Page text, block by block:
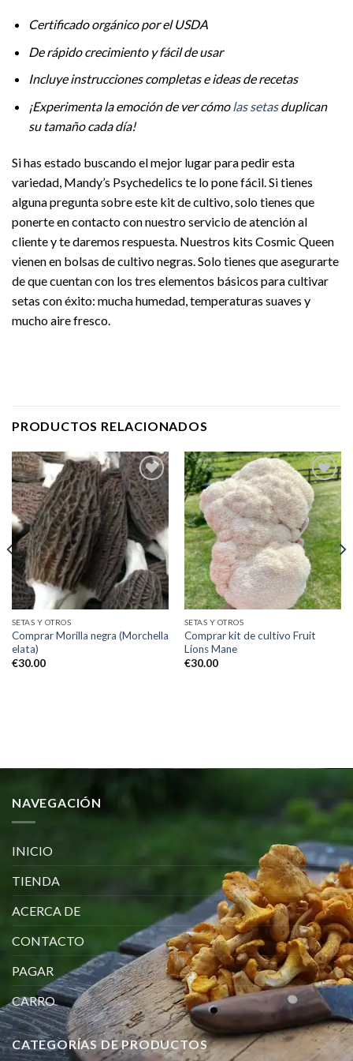
Certificado orgánico por el USDA
De rápido crecimiento y fácil de usar
Incluye instrucciones completas e ideas de recetas
¡Experimenta la emoción de ver cómolas setasduplican
su tamaño cada día!
Si has estado buscando el mejor lugar para pedir esta
variedad, Mandy’s Psychedelics te lo pone fácil. Si tienes
alguna pregunta sobre este kit de cultivo, solo tienes que
ponerte en contacto con nuestro servicio de atención al
cliente y te daremos respuesta. Nuestros kits Cosmic Queen
vienen en bolsas de cultivo negras. Solo tienes que asegurarte
de que cuentan con los tres elementos básicos para cultivar
setas con éxito: mucha humedad, temperaturas suaves y
mucho aire fresco.
PRODUCTOS RELACIONADOS
Add to
wishlist
SETAS Y OTROS
Comprar Morilla negra (Morchella
elata)
€30.00
Add to
wishlist
SETAS Y OTROS
Comprar kit de cultivo Fruit
Lions Mane
€30.00
NAVEGACIÓN
INICIO
TIENDA
ACERCA DE
CONTACTO
PAGAR
CARRO
CATEGORÍAS DE PRODUCTOS